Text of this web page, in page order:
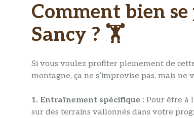
Comment bien
Sancy ? 🏋️
Si vous voulez profiter pleinement de
montagne, ça ne s’improvise pas, mais ne
1. Entraînement spécifique : Pour être à
sur des terrains vallonnés dans votre